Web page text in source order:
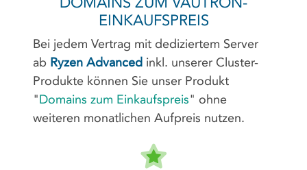
EINKAUFSPREIS
Bei jedem Vertrag mit dediziertem Server
ab Ryzen Advanced inkl. unserer Cluster-
Produkte können Sie unser Produkt
"Domains zum Einkaufspreis" ohne
weiteren monatlichen Aufpreis nutzen.